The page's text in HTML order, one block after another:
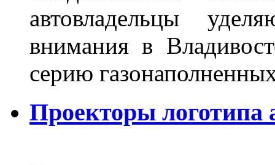
автовладельцы
внимания в
серию
Проекторы логотипа